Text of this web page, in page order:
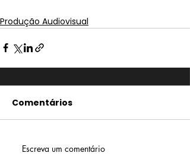
Produção Audiovisual
Comentários
Escreva um comentário